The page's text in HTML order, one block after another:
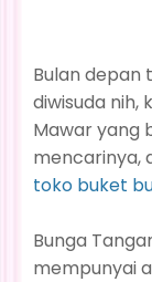
Bulan
diwisuda nih,
Mawar yang
mencarinya,
toko buket
Bunga
mempunyai